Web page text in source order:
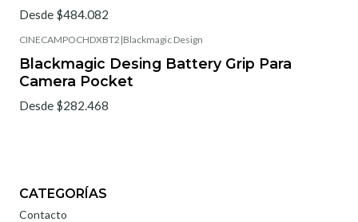
Desde $484.082
CINECAMPOCHDXBT2 |Blackmagic Design
Blackmagic Desing Battery Grip Para
Camera Pocket
Desde $282.468
CATEGORÍAS
Contacto